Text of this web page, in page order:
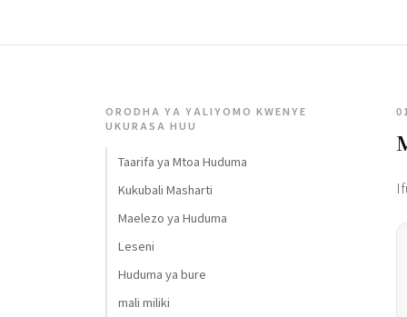
ORODHA YA YALIYOMO KWENYE
UKURASA HUU
Taarifa ya Mtoa Huduma
Kukubali Masharti
Maelezo ya Huduma
Leseni
Huduma ya bure
mali miliki